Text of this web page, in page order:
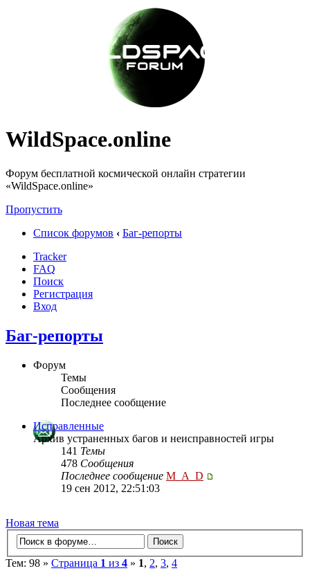
WildSpace.online
Форум бесплатной космической онлайн стратегии
«WildSpace.online»
Пропустить
Список форумов ‹ Баг-репорты
Tracker
FAQ
Поиск
Регистрация
Вход
Баг-репорты
Форум
Темы
Сообщения
Последнее сообщение
Исправленные
Архив устраненных багов и неисправностей игры
141 Темы
478 Сообщения
Последнее сообщение M_A_D
19 сен 2012, 22:51:03
Новая тема
Тем: 98 » Страница 1 из 4 » 1, 2, 3, 4